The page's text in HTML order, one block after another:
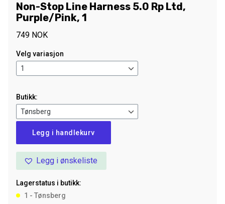
Non-Stop Line Harness 5.0 Rp Ltd,
Purple/Pink, 1
749 NOK
Velg variasjon
Butikk:
Line
Harness
Rp
Ltd,
Legg i handlekurv
Legg i ønskeliste
Lagerstatus i butikk:
1 - Tønsberg